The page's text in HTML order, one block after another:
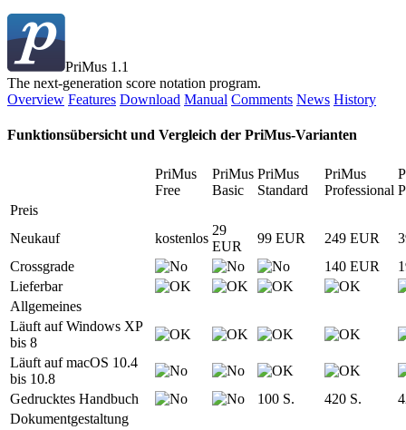
PriMus 1.1
The next-generation score notation program.
Overview Features Download Manual Comments News History
Funktionsübersicht und Vergleich der PriMus-Varianten
PriMus
Free
PriMus
Basic
PriMus
Standard
PriMus
Professional
Preis
Neukauf
kostenlos
29
EUR
99 EUR 249 EUR
Crossgrade
140 EUR
Lieferbar
Allgemeines
Läuft auf Windows XP
bis 8
Läuft auf macOS 10.4
bis 10.8
Gedrucktes Handbuch
100 S. 420 S.
Dokumentgestaltung